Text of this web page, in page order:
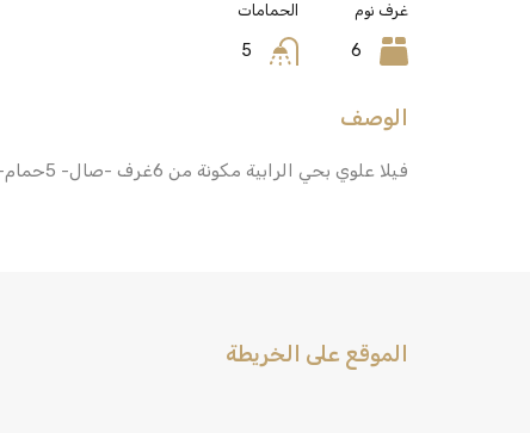
غرف نوم
6
الحمامات
5
الوصف
فيلا علوي بحي الرابية مكونة من 6غرف -صال- 5حمام- مدخل مستقل-غرفة غسيل-مصعد-سطح
الموقع على الخريطة